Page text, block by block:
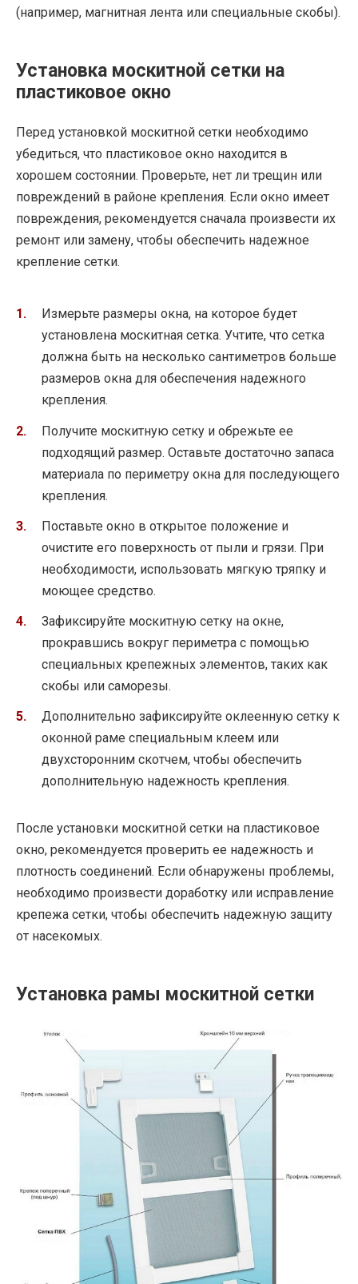
(например, магнитная лента или специальные скобы).
Установка москитной сетки на
пластиковое окно
Перед установкой москитной сетки необходимо
убедиться, что пластиковое окно находится в
хорошем состоянии. Проверьте, нет ли трещин или
повреждений в районе крепления. Если окно имеет
повреждения, рекомендуется сначала произвести их
ремонт или замену, чтобы обеспечить надежное
крепление сетки.
Измерьте размеры окна, на которое будет
установлена москитная сетка. Учтите, что сетка
должна быть на несколько сантиметров больше
размеров окна для обеспечения надежного
крепления.
Получите москитную сетку и обрежьте ее
подходящий размер. Оставьте достаточно запаса
материала по периметру окна для последующего
крепления.
Поставьте окно в открытое положение и
очистите его поверхность от пыли и грязи. При
необходимости, использовать мягкую тряпку и
моющее средство.
Зафиксируйте москитную сетку на окне,
прокравшись вокруг периметра с помощью
специальных крепежных элементов, таких как
скобы или саморезы.
Дополнительно зафиксируйте оклеенную сетку к
оконной раме специальным клеем или
двухсторонним скотчем, чтобы обеспечить
дополнительную надежность крепления.
После установки москитной сетки на пластиковое
окно, рекомендуется проверить ее надежность и
плотность соединений. Если обнаружены проблемы,
необходимо произвести доработку или исправление
крепежа сетки, чтобы обеспечить надежную защиту
от насекомых.
Установка рамы москитной сетки